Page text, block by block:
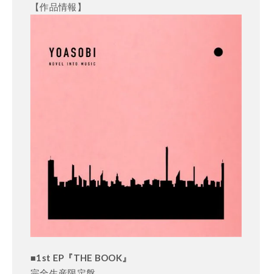
【作品情報】
■1st EP『THE BOOK』